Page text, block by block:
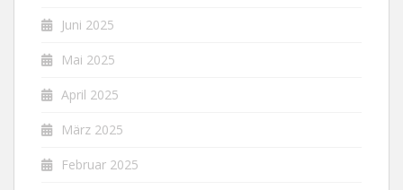
Juni 2025
Mai 2025
April 2025
März 2025
Februar 2025